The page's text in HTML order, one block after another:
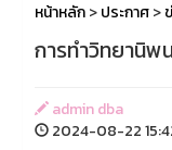
หน้าหลัก>ประกาศ>
การทำวิทยานิ
admin dba
2024-08-22